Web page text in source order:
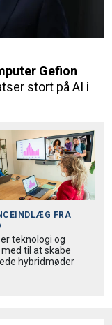
Gefion
stort på AI i
FRA
teknologi og
til at skabe
hybridmøder